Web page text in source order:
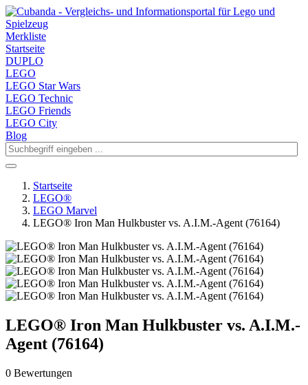
Merkliste
Startseite
DUPLO
LEGO
LEGO Star Wars
LEGO Technic
LEGO Friends
LEGO City
Blog
Startseite
LEGO®
LEGO Marvel
LEGO® Iron Man Hulkbuster vs. A.I.M.-Agent (76164)
LEGO® Iron Man Hulkbuster vs. A.I.M.-
Agent (76164)
0 Bewertungen